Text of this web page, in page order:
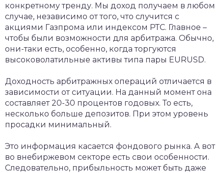
конкретному тренду. Мы доход получаем в любом
случае, независимо от того, что случится с
акциями Газпрома или индексом РТС. Главное –
чтобы были возможности для арбитража. Обычно,
они-таки есть, особенно, когда торгуются
высоковолатильные активы типа пары EURUSD.
Доходность арбитражных операций отличается в
зависимости от ситуации. На данный момент она
составляет 20-30 процентов годовых. То есть,
несколько больше депозитов. При этом уровень
просадки минимальный.
Это информация касается фондового рынка. А вот
во внебиржевом секторе есть свои особенности.
Следовательно, прибыльность может быть даже